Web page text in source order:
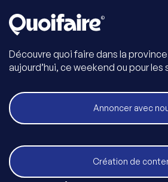
Découvre quoi faire dans la
aujourd’hui, ce weekend ou pour les
Annoncer avec
Création de